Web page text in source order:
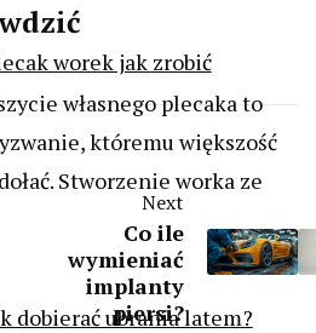
worek jak zrobić
własnego plecaka to
któremu większość
Stworzenie worka ze
dobierać ubrania latem?
Next
Co ile
wymieniać
implanty
piersi?